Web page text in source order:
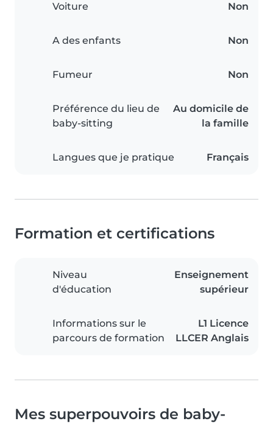
Voiture Non
A des enfants Non
Fumeur Non
Préférence du lieu de
baby-sitting
Au domicile de
la famille
Langues que je pratique Français
Formation et certifications
Niveau
d'éducation
Enseignement
supérieur
Informations sur le
parcours de formation
L1 Licence
LLCER Anglais
Mes superpouvoirs de baby-